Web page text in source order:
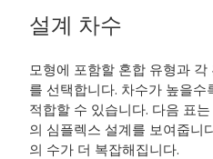
설계 차수
모형에 포함할 혼합 유형과
를 선택합니다. 차수가 높을
적합할 수 있습니다. 다음 표
의 심플렉스 설계를 보여줍니
의 수가 더 복잡해집니다.